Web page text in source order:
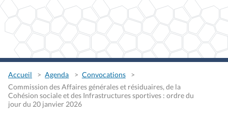
Accueil Agenda
Convocations
Commission des Affaires générales et résiduaires, de la
Cohésion sociale et des Infrastructures sportives : ordre du
jour du 20 janvier 2026